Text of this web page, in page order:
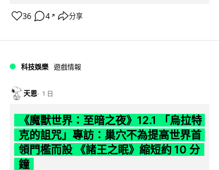
36 4 ↗ 分享
科技娛樂 遊戲情報
天恩 1 日
《魔獸世界：至暗之夜》12.1 「烏拉特
克的詛咒」專訪：巢穴不為提高世界首
領門檻而設 《諸王之眠》縮短約 10 分
鐘